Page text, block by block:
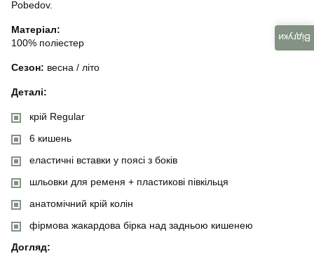
Pobedov.
Матеріал:
100% поліестер
Сезон: весна / літо
Деталі:
крій Regular
6 кишень
еластичні вставки у поясі з боків
шльовки для ременя + пластикові півкільця
анатомічний крій колін
фірмова жакардова бірка над задньою кишенею
Догляд:
Відгуки